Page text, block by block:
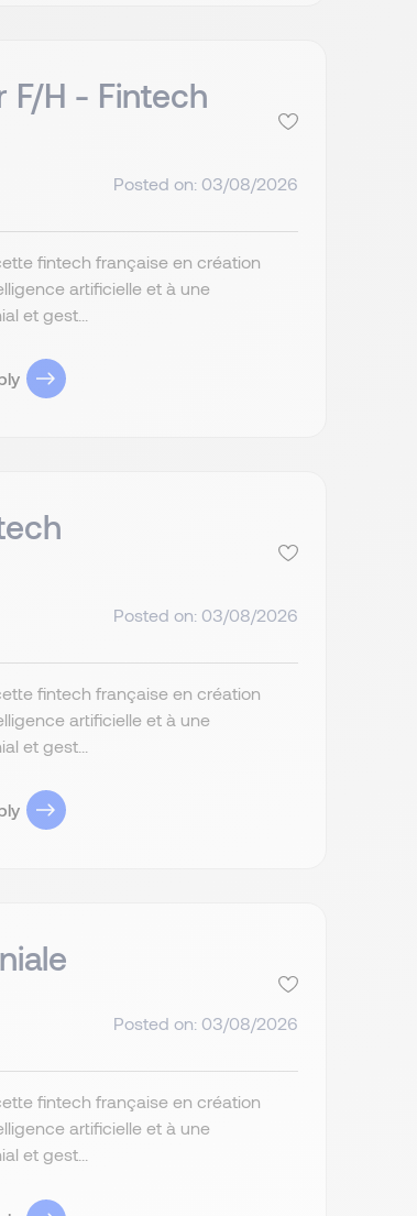
F/H - Fintech
Posted on: 03/08/2026
fintech française en création
artificielle et à une
et gest...
Posted on: 03/08/2026
fintech française en création
artificielle et à une
et gest...
Posted on: 03/08/2026
fintech française en création
artificielle et à une
et gest...